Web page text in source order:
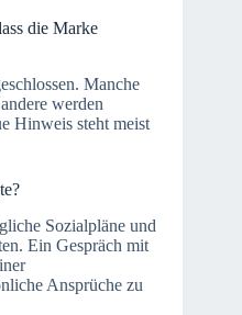
die Marke
Manche
werden
Hinweis steht meist
Sozialpläne und
Ein Gespräch mit
Ansprüche zu